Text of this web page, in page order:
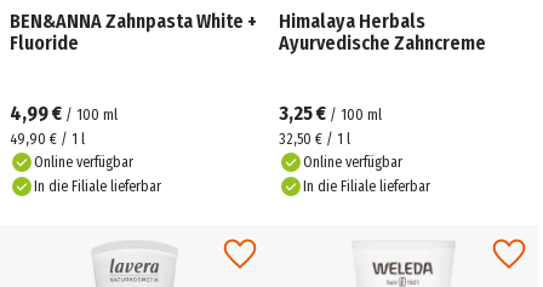
BEN&ANNA Zahnpasta White +
Fluoride
4,99 € / 100 ml
49,90 € / 1 l
Online verfügbar
In die Filiale lieferbar
Himalaya Herbals
Ayurvedische Zahncreme
3,25 € / 100 ml
32,50 € / 1 l
Online verfügbar
In die Filiale lieferbar